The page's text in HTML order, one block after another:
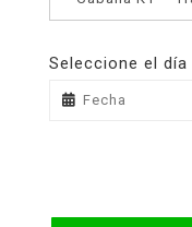
Seleccione el